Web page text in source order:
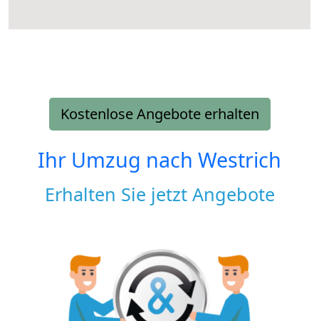
Kostenlose Angebote erhalten
Ihr Umzug nach Westrich
Erhalten Sie jetzt Angebote